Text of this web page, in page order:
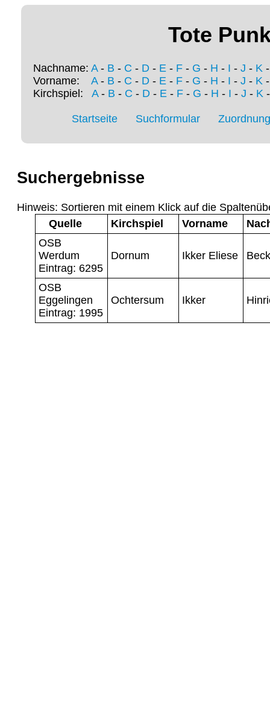
Tote
Nachname: A- B - C - D - E - F - G - H - I - J - K
Vorname: A- B - C - D - E - F - G - H - I - J - K
Kirchspiel: A- B - C - D- E- F- G - H - I - J - K
Startseite Suchformular
Suchergebnisse
Hinweis: Sortieren mit einem Klick auf die
Quelle
Kirchspiel Vorname
OSB
Werdum
Eintrag: 6295
Dornum Ikker Eliese
OSB
Eggelingen
Eintrag: 1995
Ochtersum Ikker